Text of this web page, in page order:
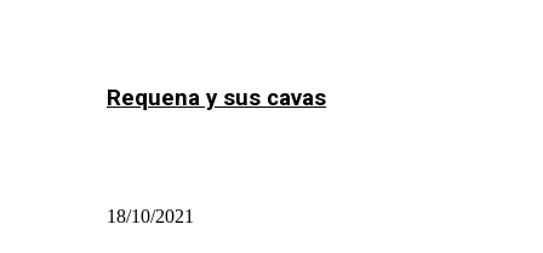
Requena y sus cavas
18/10/2021